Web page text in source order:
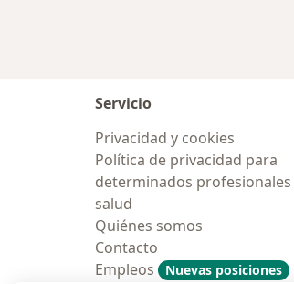
Servicio
Privacidad y cookies
Política de privacidad para
determinados profesionales
salud
Quiénes somos
Contacto
Empleos
Nuevas posiciones